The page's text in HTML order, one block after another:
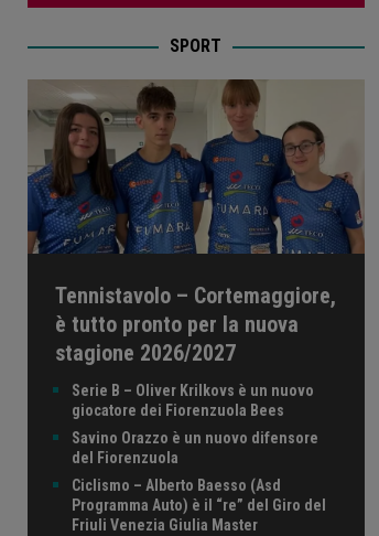
SPORT
Tennistavolo – Cortemaggiore,
è tutto pronto per la nuova
stagione 2026/2027
Serie B – Oliver Krilkovs è un nuovo
giocatore dei Fiorenzuola Bees
Savino Orazzo è un nuovo difensore
del Fiorenzuola
Ciclismo – Alberto Baesso (Asd
Programma Auto) è il “re” del Giro del
Friuli Venezia Giulia Master